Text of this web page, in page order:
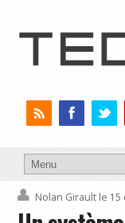
Nolan Girault le 15